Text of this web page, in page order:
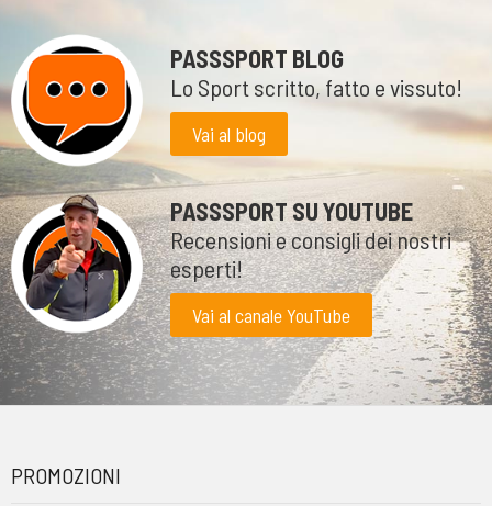
PASSSPORT BLOG
Lo Sport scritto, fatto e vissuto!
Vai al blog
PASSSPORT SU YOUTUBE
Recensioni e consigli dei nostri
esperti!
Vai al canale YouTube
PROMOZIONI